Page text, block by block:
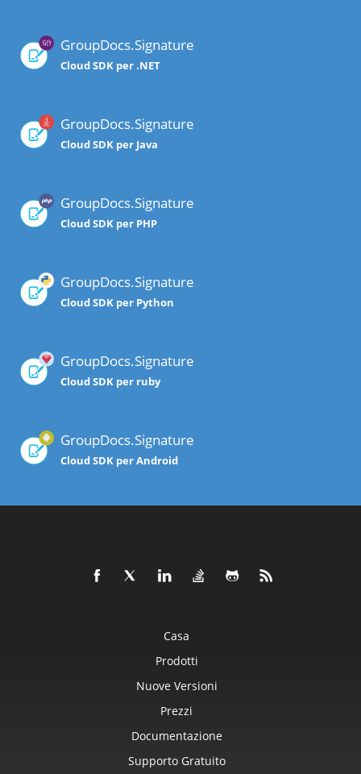
GroupDocs.Signature
Cloud SDK per .NET
GroupDocs.Signature
Cloud SDK per Java
GroupDocs.Signature
Cloud SDK per PHP
GroupDocs.Signature
Cloud SDK per Python
GroupDocs.Signature
Cloud SDK per ruby
GroupDocs.Signature
Cloud SDK per Android
Casa
Prodotti
Nuove Versioni
Prezzi
Documentazione
Supporto Gratuito